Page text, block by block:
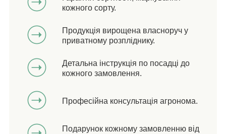
кожного сорту.
Продукція вирощена власноруч у
приватному розпліднику.
Детальна інструкція по посадці до
кожного замовлення.
Професійна консультація агронома.
Подарунок кожному замовленню від